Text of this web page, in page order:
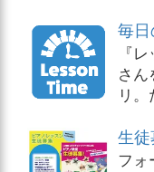
毎日
『
さ
リ
生
フォ